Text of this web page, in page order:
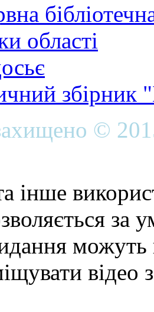
області
©
інше
можуть
відео